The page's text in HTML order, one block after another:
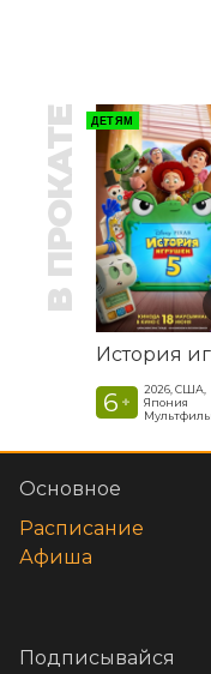
В ПРОКАТЕ ДЕТЯМ
6 +
2026, США,
Япония
Основное
Расписание
Афиша
Подписывайся